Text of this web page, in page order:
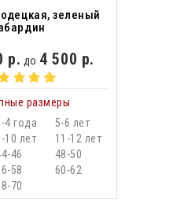
зеленый
р. до 4 500 р.
размеры
4 года
5-6 лет
10 лет
11-12 лет
46
48-50
58
60-62
70